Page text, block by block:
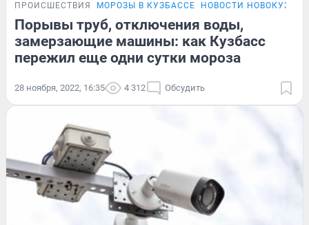
ПРОИСШЕСТВИЯ МОРОЗЫ В КУЗБАССЕ НОВОСТИ
Порывы труб, отключения воды,
замерзающие машины: как Кузбасс
пережил еще одни сутки мороза
28 ноября, 2022, 16:35 4 312 Обсудить